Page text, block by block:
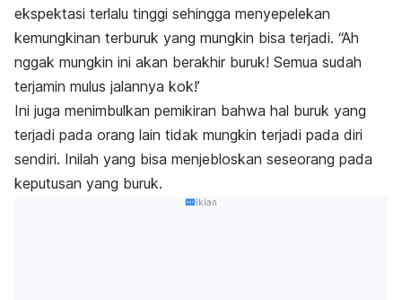
ekspektasi terlalu tinggi sehingga menyepelekan
kemungkinan terburuk yang mungkin bisa terjadi. “Ah
nggak mungkin ini akan berakhir buruk! Semua sudah
terjamin mulus jalannya kok!’
Ini juga menimbulkan pemikiran bahwa hal buruk yang
terjadi pada orang lain tidak mungkin terjadi pada diri
sendiri. Inilah yang bisa menjebloskan seseorang pada
keputusan yang buruk.
Iklan